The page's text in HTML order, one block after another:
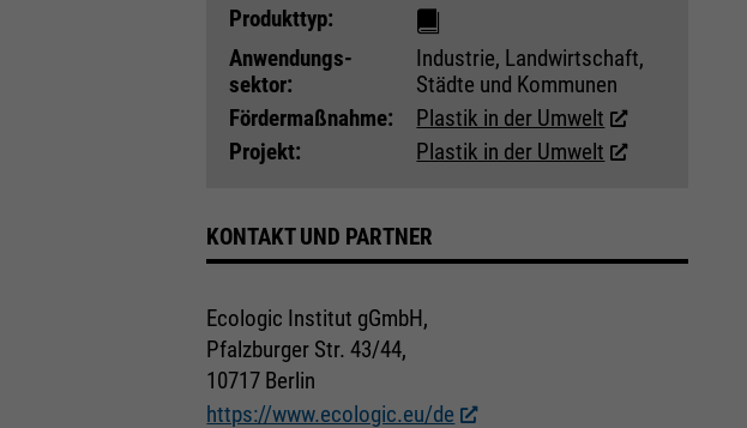
Produkttyp:
Anwendungs­
sektor:
Industrie, Landwirtschaft,
Städte und Kommunen
Fördermaßnahme:
Plastik in der Umwelt
Projekt:
Plastik in der Umwelt
KONTAKT UND PARTNER
Ecologic Institut gGmbH,
Pfalzburger Str. 43/44,
10717 Berlin
https://www.ecologic.eu/de